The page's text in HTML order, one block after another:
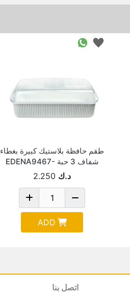
طقم حافظة بلاستيك كبيرة بغطاء
شفاف 3 حبة EDENA9467-
5467د.ك 2.250
ADD
اتصل بنا